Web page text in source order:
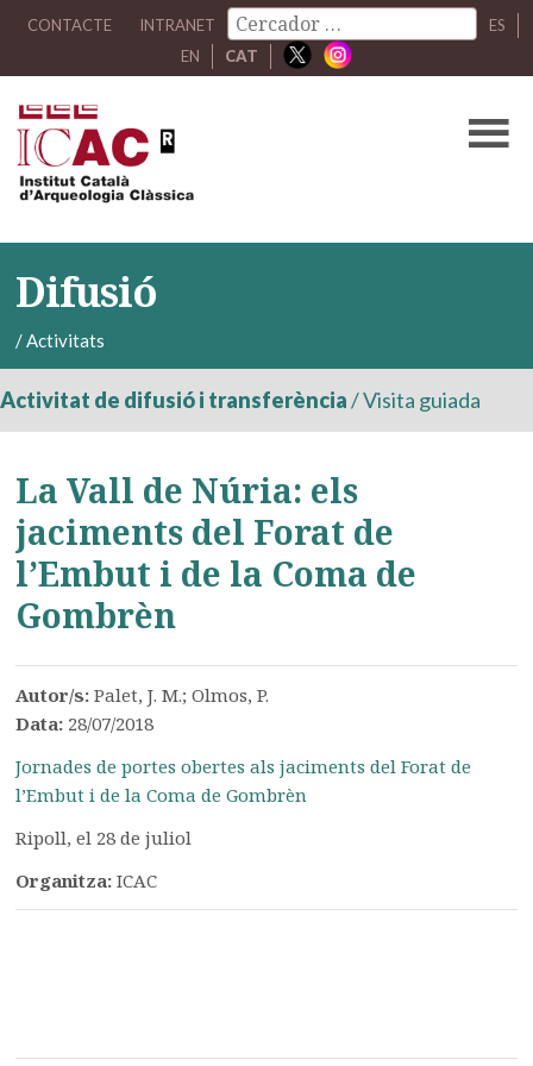
CONTACTE INTRANET
ES
EN
CAT
Difusió
/Activitats
Activitat de difusió i transferència/Visita guiada
La Vall de Núria: els
jaciments del Forat de
l’Embut i de la Coma de
Gombrèn
Autor/s:Palet, J. M.; Olmos, P.
Data: 28/07/2018
Jornades de portes obertes als jaciments del Forat de
l’Embut i de la Coma de Gombrèn
Ripoll, el 28 de juliol
Organitza:ICAC